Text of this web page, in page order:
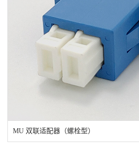
MU 双联适配器（螺栓型）